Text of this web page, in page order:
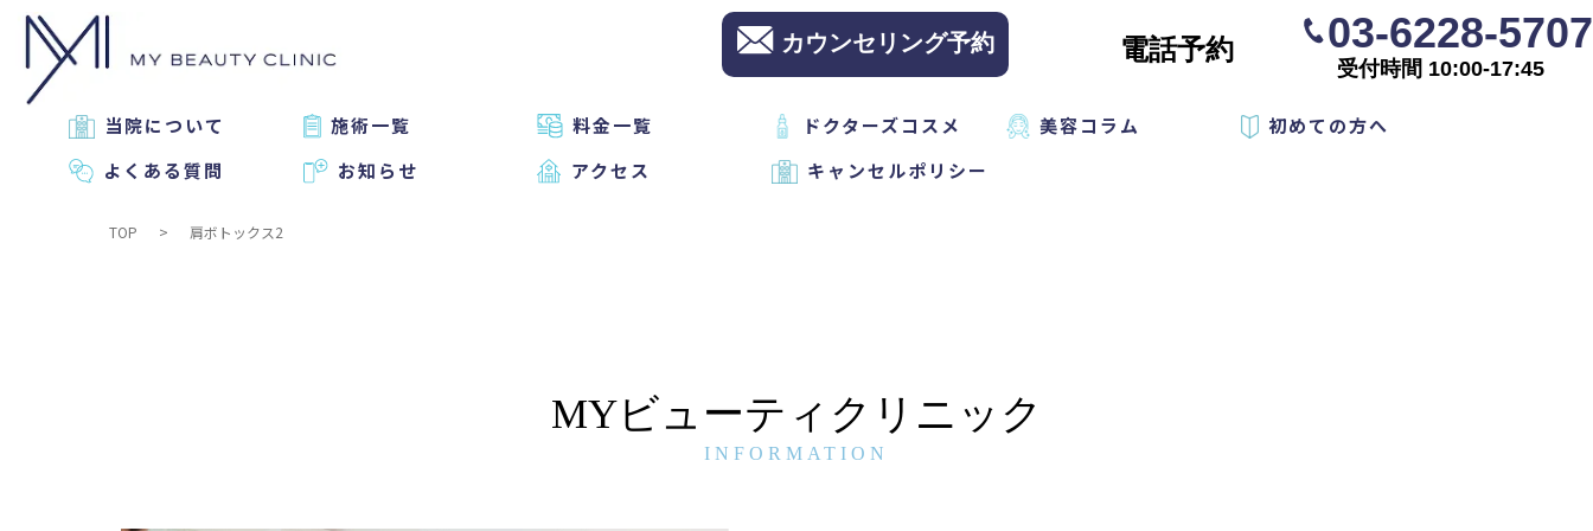
カウンセリング予約 電話予約 03-6228-5707
受付時間 10:00-17:45
当院について 施術一覧 料金一覧 ドクターズコスメ 美容コラム
初めての方へ
よくある質問
お知らせ アクセス キャンセルポリシー
TOP 肩ボトックス2
MYビューティクリニック
INFORMATION